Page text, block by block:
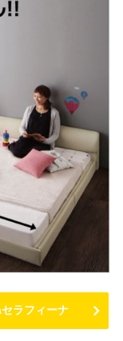
ラフィーナ